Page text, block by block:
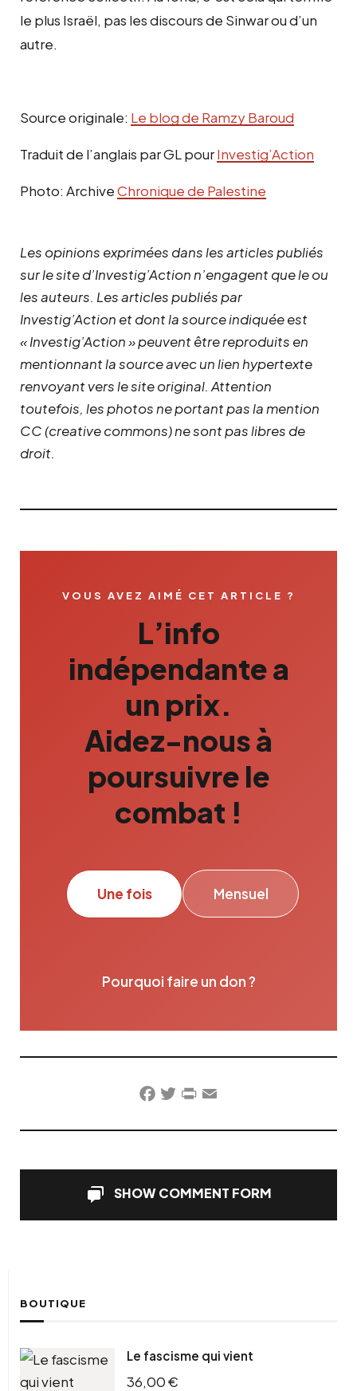
le plus Israël, pas les discours de Sinwar ou d’un
autre.
Source originale: Le blog de Ramzy Baroud
Traduit de l’anglais par GL pourInvestig’Action
Photo: ArchiveChronique de Palestine
Les opinions exprimées dans les articles publiés
sur le site d’Investig’Action n’engagent que le ou
les auteurs. Les articles publiés par
Investig’Action et dont la source indiquée est
« Investig’Action » peuvent être reproduits en
mentionnant la source avec un lien hypertexte
renvoyant vers le site original. Attention
toutefois, les photos ne portant pas la mention
CC (creative commons) ne sont pas libres de
droit.
VOUS AVEZ AIMÉ CET ARTICLE ?
L’info
indépendante a
un prix.
Aidez-nous à
poursuivre le
combat !
Une fois Mensuel
Pourquoi faire un don ?
Facebook
TwitterPrintFriendly
Email
SHOW COMMENT FORM
BOUTIQUE
Le fascisme qui vient
36,00€